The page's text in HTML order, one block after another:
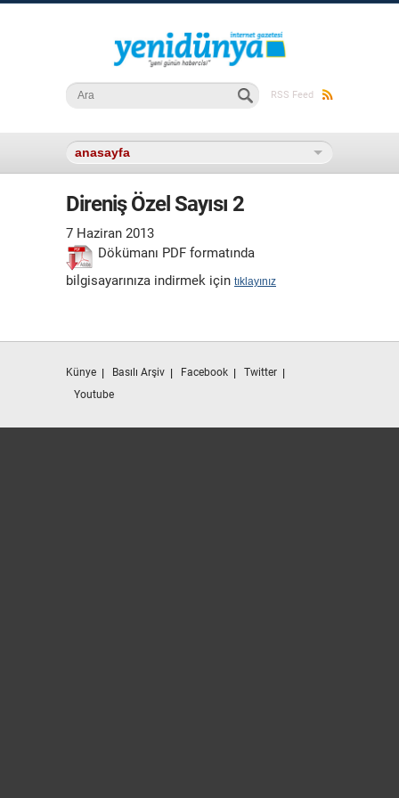
RSS Feed
Arama formu
Ara
Direniş Özel Sayısı 2
7 Haziran 2013
Dökümanı PDF formatında
bilgisayarınıza indirmek için tıklayınız
Künye Basılı Arşiv Facebook
Twitter
Youtube